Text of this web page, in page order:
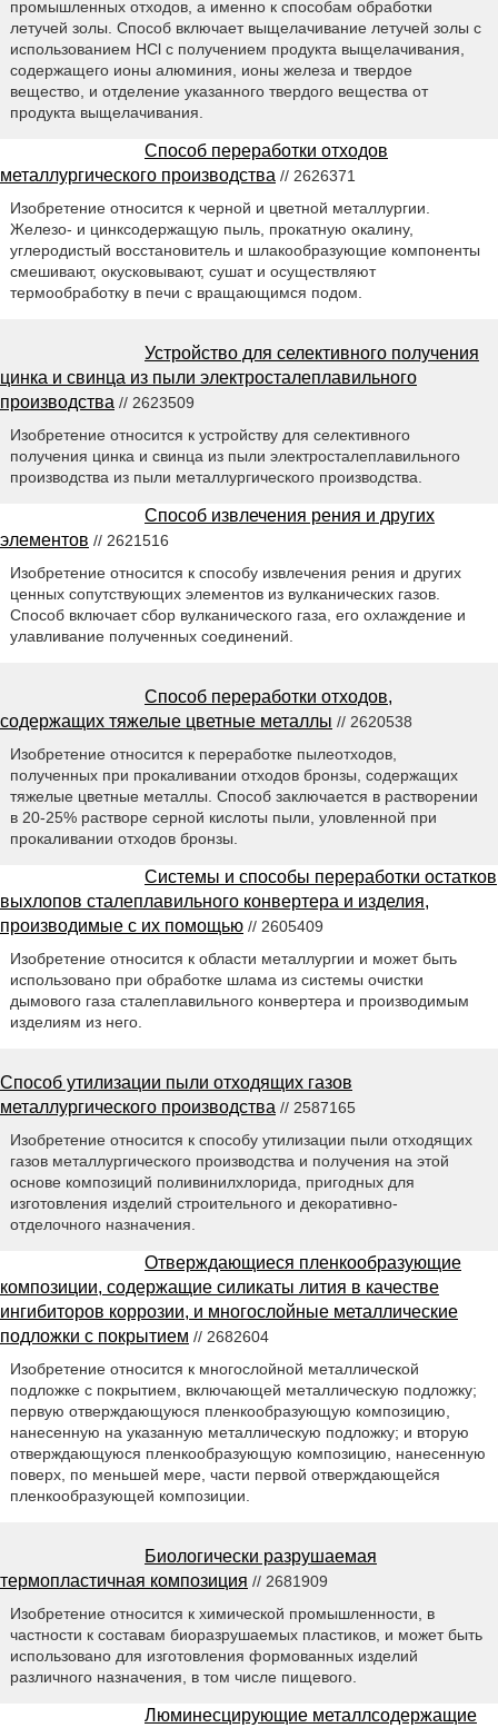
промышленных отходов, а именно к способам обработки
летучей золы. Способ включает выщелачивание летучей золы с
использованием HCl с получением продукта выщелачивания,
содержащего ионы алюминия, ионы железа и твердое
вещество, и отделение указанного твердого вещества от
продукта выщелачивания.
Способ переработки отходов
металлургического производства // 2626371
Изобретение относится к черной и цветной металлургии.
Железо- и цинксодержащую пыль, прокатную окалину,
углеродистый восстановитель и шлакообразующие компоненты
смешивают, окусковывают, сушат и осуществляют
термообработку в печи с вращающимся подом.
Устройство для селективного получения
цинка и свинца из пыли электросталеплавильного
производства // 2623509
Изобретение относится к устройству для селективного
получения цинка и свинца из пыли электросталеплавильного
производства из пыли металлургического производства.
Способ извлечения рения и других
элементов // 2621516
Изобретение относится к способу извлечения рения и других
ценных сопутствующих элементов из вулканических газов.
Способ включает сбор вулканического газа, его охлаждение и
улавливание полученных соединений.
Способ переработки отходов,
содержащих тяжелые цветные металлы // 2620538
Изобретение относится к переработке пылеотходов,
полученных при прокаливании отходов бронзы, содержащих
тяжелые цветные металлы. Способ заключается в растворении
в 20-25% растворе серной кислоты пыли, уловленной при
прокаливании отходов бронзы.
Системы и способы переработки остатков
выхлопов сталеплавильного конвертера и изделия,
производимые с их помощью // 2605409
Изобретение относится к области металлургии и может быть
использовано при обработке шлама из системы очистки
дымового газа сталеплавильного конвертера и производимым
изделиям из него.
Способ утилизации пыли отходящих газов
металлургического производства // 2587165
Изобретение относится к способу утилизации пыли отходящих
газов металлургического производства и получения на этой
основе композиций поливинилхлорида, пригодных для
изготовления изделий строительного и декоративно-
отделочного назначения.
Отверждающиеся пленкообразующие
композиции, содержащие силикаты лития в качестве
ингибиторов коррозии, и многослойные металлические
подложки с покрытием // 2682604
Изобретение относится к многослойной металлической
подложке с покрытием, включающей металлическую подложку;
первую отверждающуюся пленкообразующую композицию,
нанесенную на указанную металлическую подложку; и вторую
отверждающуюся пленкообразующую композицию, нанесенную
поверх, по меньшей мере, части первой отверждающейся
пленкообразующей композиции.
Биологически разрушаемая
термопластичная композиция // 2681909
Изобретение относится к химической промышленности, в
частности к составам биоразрушаемых пластиков, и может быть
использовано для изготовления формованных изделий
различного назначения, в том числе пищевого.
Люминесцирующие металлсодержащие